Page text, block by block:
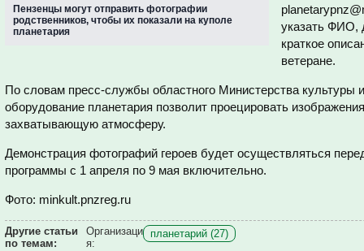
Пензенцы могут отправить фотографии
родственников, чтобы их показали на куполе
планетария
указать ФИО,
краткое
ветеране.
По словам пресс-службы областного Министерства культуры
оборудование планетария позволит проецировать
захватывающую атмосферу.
Демонстрация фотографий героев будет осуществляться
программы с 1 апреля по 9 мая включительно.
Фото: minkult.pnzreg.ru
Другие статьи
по темам:
Организаци
я:
планетарий (27)